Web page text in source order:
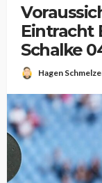
Eintracht
Schalke
Hagen